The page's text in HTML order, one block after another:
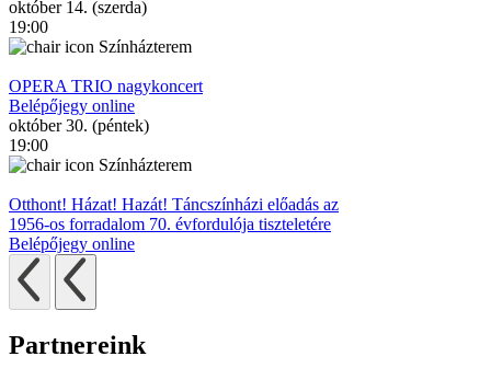
október 14. (szerda)
19:00
Színházterem
OPERA TRIO nagykoncert
Belépőjegy online
október 30. (péntek)
19:00
Színházterem
Otthont! Házat! Hazát! Táncszínházi előadás az
1956-os forradalom 70. évfordulója tiszteletére
Belépőjegy online
Partnereink